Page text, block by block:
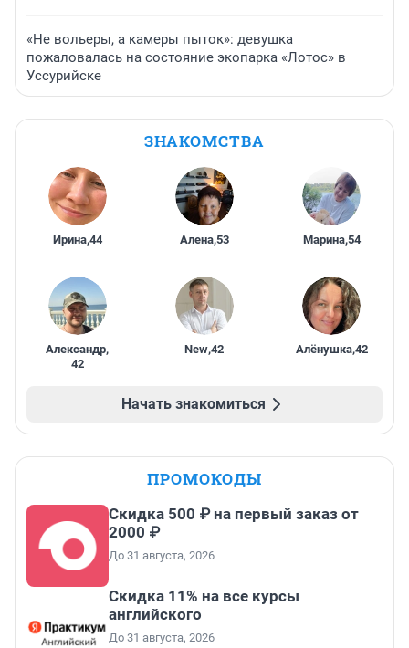
«Не вольеры, а камеры пыток»: девушка
пожаловалась на состояние экопарка «Лотос» в
Уссурийске
ЗНАКОМСТВА
Ирина,44 Алена,53 Марина,54
Александр,
42
New,42 Алёнушка,42
Начать знакомиться
ПРОМОКОДЫ
Скидка 500 ₽ на первый заказ от
2000 ₽
До 31 августа, 2026
Скидка 11% на все курсы
английского
До 31 августа, 2026